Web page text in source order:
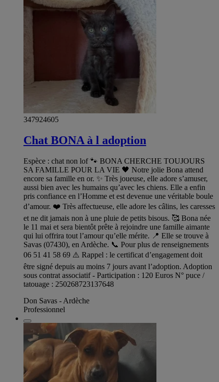
347924605
Chat BONA à l adoption
Espèce : chat non lof 🐾 BONA CHERCHE TOUJOURS
SA FAMILLE POUR LA VIE 🖤 Notre jolie Bona attend
encore sa famille en or. ✨ Très joueuse, elle adore s’amuser,
aussi bien avec les humains qu’avec les chiens. Elle a enfin
pris confiance en l’Homme et est devenue une véritable boule
d’amour. ❤️ Très affectueuse, elle adore les câlins, les caresses
et ne dit jamais non à une pluie de petits bisous. 🥰 Bona née
le 11 mai et sera bientôt prête à rejoindre une famille aimante
qui lui offrira tout l’amour qu’elle mérite. 📍 Elle se trouve à
Savas (07430), en Ardèche. 📞 Pour plus de renseignements
06 51 41 58 69 ⚠️ Rappel : le certificat d’engagement doit
être signé depuis au moins 7 jours avant l’adoption. Adoption
sous contrat associatif - Participation : 120 Euros N° puce /
tatouage : 250268723137648
Don Savas - Ardèche
Professionnel